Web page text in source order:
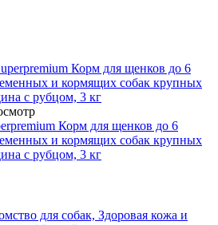
Корм для щенков до 6
и кормящих собак крупных
с рубцом, 3 кг